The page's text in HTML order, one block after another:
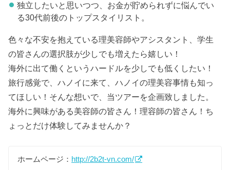
独立したいと思いつつ、お金が貯められずに悩んでい
る30代前後のトップスタイリスト。
色々な不安を抱えている理美容師やアシスタント、学生
の皆さんの選択肢が少しでも増えたら嬉しい！
海外に出て働くというハードルを少しでも低くしたい！
旅行感覚で、ハノイに来て、ハノイの理美容事情も知っ
てほしい！そんな想いで、当ツアーを企画致しました。
海外に興味がある美容師の皆さん！理容師の皆さん！ち
ょっとだけ体験してみませんか？
ホームページ： http://2b2t-vn.com/